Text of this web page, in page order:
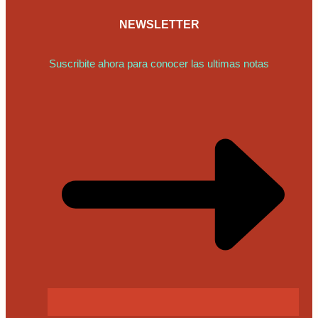
NEWSLETTER
Suscribite ahora para conocer las ultimas notas